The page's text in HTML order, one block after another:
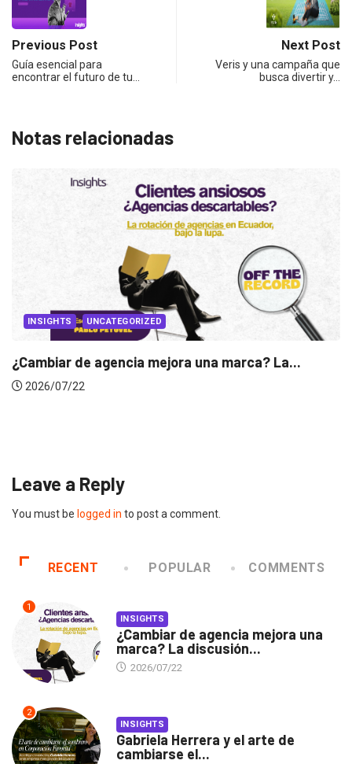
Previous Post
Guía esencial para
encontrar el futuro de tu…
Next Post
Veris y una campaña que
busca divertir y…
Notas relacionadas
INSIGHTS
Leave a Reply
You must be logged in to post a comment.
RECENT POPULAR COMMENTS
1
INSIGHTS
¿Cambiar de agencia mejora una
marca? La discusión...
2026/07/22
2
INSIGHTS
Gabriela Herrera y el arte de
cambiarse el...